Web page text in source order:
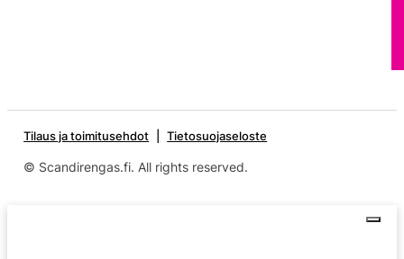
Tilaus ja toimitusehdot Tietosuojaseloste
© Scandirengas.fi. All rights reserved.